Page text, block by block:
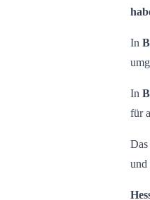
In
In
für
und